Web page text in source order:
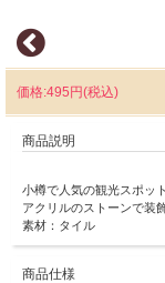
価格:495円(税込)
商品説明
小樽で人気の観光スポッ
アクリルのストーンで装
素材：タ
商品仕様